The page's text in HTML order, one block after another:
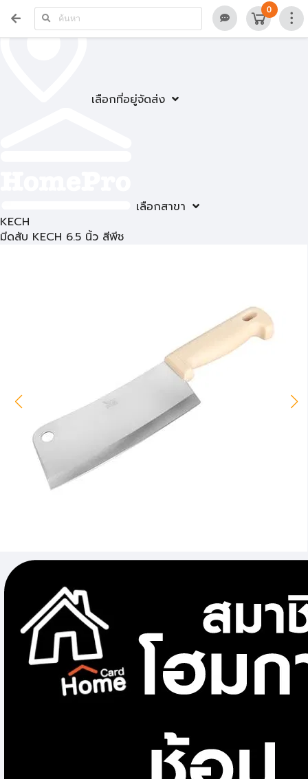
เลือกที่อยู่จัดส่ง
เลือกสาขา
0
KECH
มีดสับ KECH 6.5 นิ้ว สีพีช